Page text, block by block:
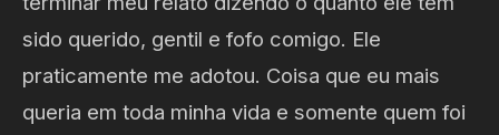
sido querido, gentil e fofo comigo. Ele
praticamente me adotou. Coisa que eu mais
queria em toda minha vida e somente quem foi